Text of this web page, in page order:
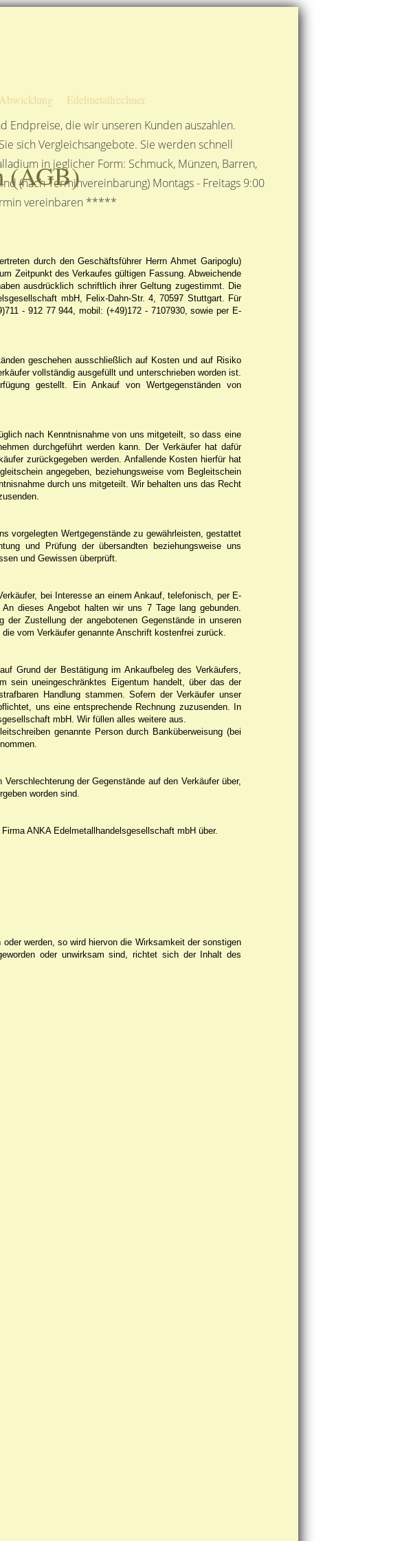
Edelmetallrechner
Endpreise, die wir unseren Kunden auszahlen.
sich Vergleichsangebote. Sie werden schnell
in jeglicher Form: Schmuck, Münzen, Barren,
(nach Terminvereinbarung) Montags - Freitags 9:00
vereinbaren *****
(AGB)
durch den Geschäftsführer Herrn Ahmet Garipoglu)
Zeitpunkt des Verkaufes gültigen Fassung. Abweichende
ausdrücklich schriftlich ihrer Geltung zugestimmt. Die
mbH, Felix-Dahn-Str. 4, 70597 Stuttgart. Für
- 912 77 944, mobil: (+49)172 - 7107930, sowie per E-
geschehen ausschließlich auf Kosten und auf Risiko
vollständig ausgefüllt und unterschrieben worden ist.
gestellt. Ein Ankauf von Wertgegenständen von
nach Kenntnisnahme von uns mitgeteilt, so dass eine
durchgeführt werden kann. Der Verkäufer hat dafür
zurückgegeben werden. Anfallende Kosten hierfür hat
angegeben, beziehungsweise vom Begleitschein
durch uns mitgeteilt. Wir behalten uns das Recht
vorgelegten Wertgegenstände zu gewährleisten, gestattet
und Prüfung der übersandten beziehungsweise uns
und Gewissen überprüft.
bei Interesse an einem Ankauf, telefonisch, per E-
dieses Angebot halten wir uns 7 Tage lang gebunden.
Zustellung der angebotenen Gegenstände in unseren
vom Verkäufer genannte Anschrift kostenfrei zurück.
Grund der Bestätigung im Ankaufbeleg des Verkäufers,
sein uneingeschränktes Eigentum handelt, über das der
Handlung stammen. Sofern der Verkäufer unser
uns eine entsprechende Rechnung zuzusenden. In
mbH. Wir füllen alles weitere aus.
genannte Person durch Banküberweisung (bei
der Gegenstände auf den Verkäufer über,
worden sind.
ANKA Edelmetallhandelsgesellschaft mbH über.
werden, so wird hiervon die Wirksamkeit der sonstigen
oder unwirksam sind, richtet sich der Inhalt des